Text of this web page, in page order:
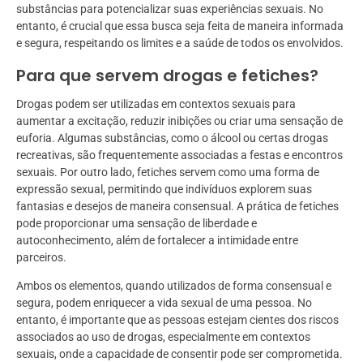
substâncias para potencializar suas experiências sexuais. No
entanto, é crucial que essa busca seja feita de maneira informada
e segura, respeitando os limites e a saúde de todos os envolvidos.
Para que servem drogas e fetiches?
Drogas podem ser utilizadas em contextos sexuais para
aumentar a excitação, reduzir inibições ou criar uma sensação de
euforia. Algumas substâncias, como o álcool ou certas drogas
recreativas, são frequentemente associadas a festas e encontros
sexuais. Por outro lado, fetiches servem como uma forma de
expressão sexual, permitindo que indivíduos explorem suas
fantasias e desejos de maneira consensual. A prática de fetiches
pode proporcionar uma sensação de liberdade e
autoconhecimento, além de fortalecer a intimidade entre
parceiros.
Ambos os elementos, quando utilizados de forma consensual e
segura, podem enriquecer a vida sexual de uma pessoa. No
entanto, é importante que as pessoas estejam cientes dos riscos
associados ao uso de drogas, especialmente em contextos
sexuais, onde a capacidade de consentir pode ser comprometida.